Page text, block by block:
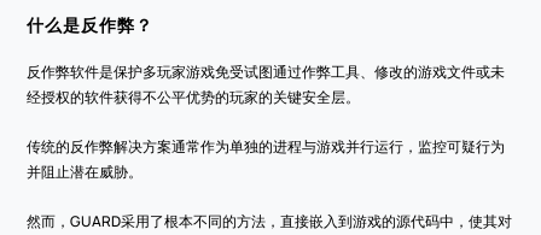
什么是反作弊？
反作弊软件是保护多玩家游戏免受试图通过作弊工具、修改的游戏文件或未
经授权的软件获得不公平优势的玩家的关键安全层。
传统的反作弊解决方案通常作为单独的进程与游戏并行运行，监控可疑行为
并阻止潜在威胁。
然而，GUARD采用了根本不同的方法，直接嵌入到游戏的源代码中，使其对